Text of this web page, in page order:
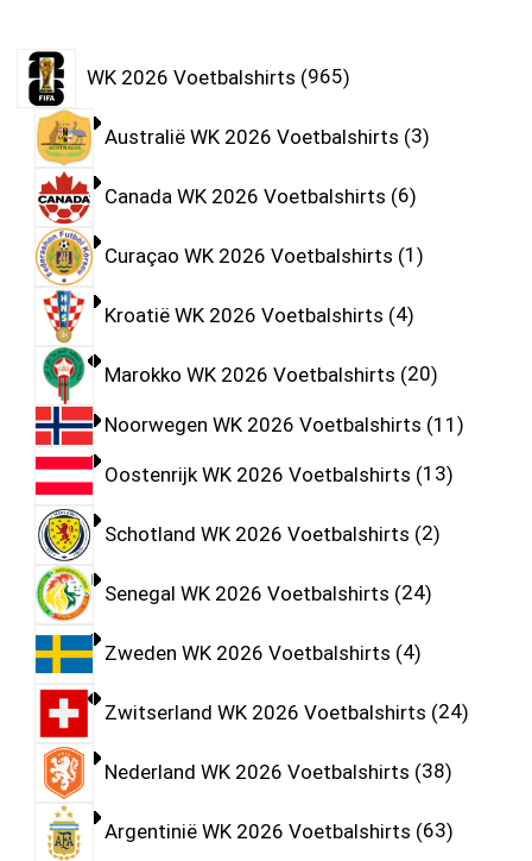
WK 2026 Voetbalshirts 965
Australië WK 2026 Voetbalshirts 3
Canada WK 2026 Voetbalshirts 6
Curaçao WK 2026 Voetbalshirts 1
Kroatië WK 2026 Voetbalshirts 4
Marokko WK 2026 Voetbalshirts 20
Noorwegen WK 2026 Voetbalshirts 11
Oostenrijk WK 2026 Voetbalshirts 13
Schotland WK 2026 Voetbalshirts 2
Senegal WK 2026 Voetbalshirts 24
Zweden WK 2026 Voetbalshirts 4
Zwitserland WK 2026 Voetbalshirts 24
Nederland WK 2026 Voetbalshirts 38
Argentinië WK 2026 Voetbalshirts 63